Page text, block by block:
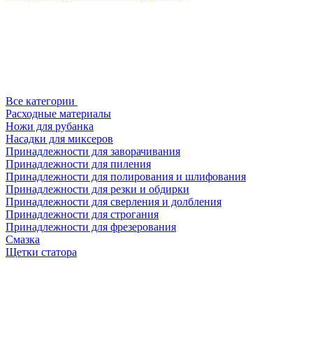
Все категории
Расходные материалы
Ножи для рубанка
Насадки для миксеров
Принадлежности для заворачивания
Принадлежности для пиления
Принадлежности для полирования и шлифования
Принадлежности для резки и обдирки
Принадлежности для сверления и долбления
Принадлежности для строгания
Принадлежности для фрезерования
Смазка
Щетки статора